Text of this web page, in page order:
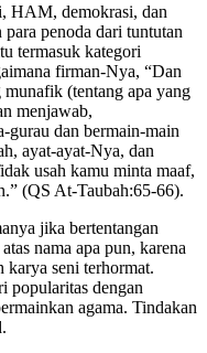
HAM, demokrasi, dan
penoda dari tuntutan
termasuk kategori
firman-Nya, “Dan
(tentang apa yang
menjawab,
gurau dan bermain-main
ayat-ayat-Nya, dan
usah kamu minta maaf,
(QS At-Taubah:65-66).
jika bertentangan
nama apa pun, karena
karya seni terhormat.
popularitas dengan
agama. Tindakan